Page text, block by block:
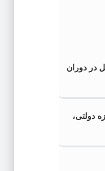
در دوران
دولتی،